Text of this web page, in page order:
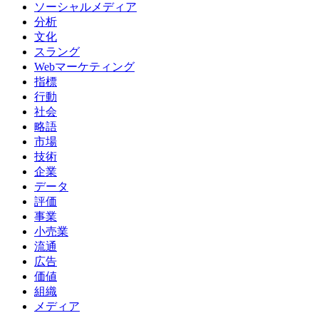
ソーシャルメディア
分析
文化
スラング
Webマーケティング
指標
行動
社会
略語
市場
技術
企業
データ
評価
事業
小売業
流通
広告
価値
組織
メディア